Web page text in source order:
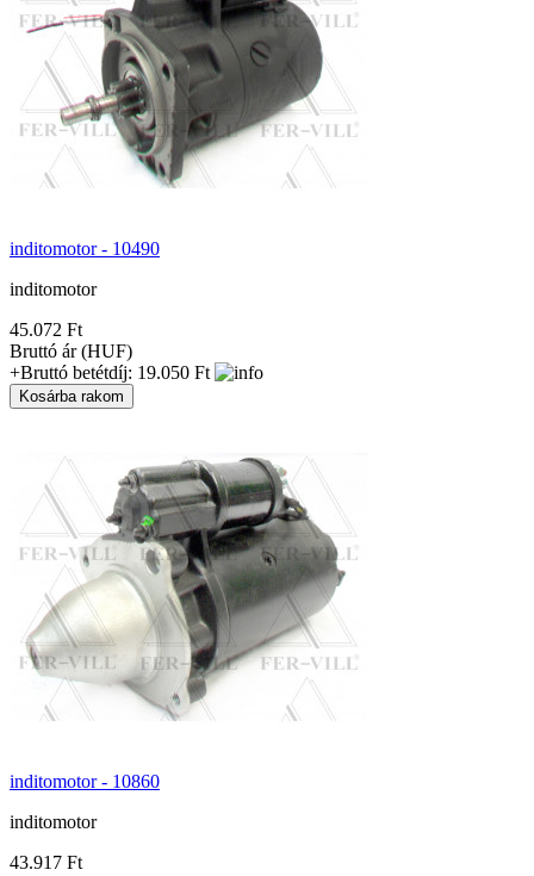
inditomotor - 10490
inditomotor
45.072 Ft
Bruttó ár (HUF)
+Bruttó betétdíj: 19.050 Ft
inditomotor - 10860
inditomotor
43.917 Ft